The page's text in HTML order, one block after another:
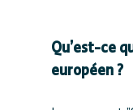
Qu’est-ce
européen ?